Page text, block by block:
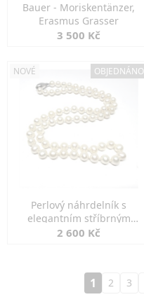
Bauer - Moriskentänzer,
Erasmus Grasser
3 500 Kč
NOVÉ OBJEDNÁNO
Perlový náhrdelník s
elegantním stříbrným
zapínáním
2 600 Kč
1 2 3